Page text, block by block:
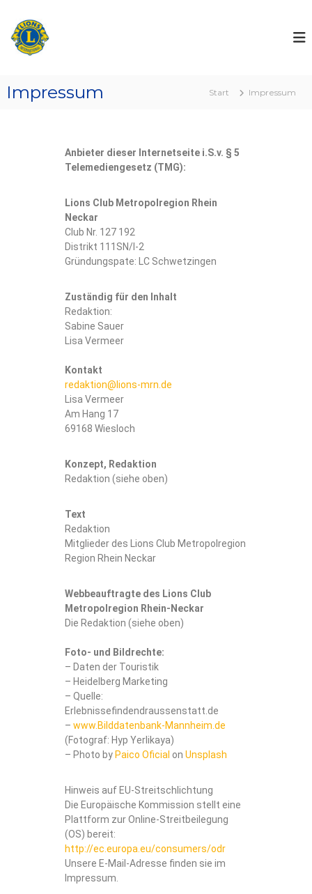
s
r
o
o
r
e
o
n
R
e
i
n
-
e
c
a
r
Impressum Start Impressum
Anbieter dieser Internetseite i.S.v. § 5
Telemediengesetz (TMG):
Lions Club Metropolregion Rhein
Neckar
Club Nr. 127 192
Distrikt 111SN/I-2
Gründungspate: LC Schwetzingen
Zuständig für den Inhalt
Redaktion:
Sabine Sauer
Lisa Vermeer
Kontakt
redaktion@lions-mrn.de
Lisa Vermeer
Am Hang 17
69168 Wiesloch
Konzept, Redaktion
Redaktion (siehe oben)
Text
Redaktion
Mitglieder des Lions Club Metropolregion
Region Rhein Neckar
Webbeauftragte des Lions Club
Metropolregion Rhein-Neckar
Die Redaktion (siehe oben)
Foto- und Bildrechte:
– Daten der Touristik
– Heidelberg Marketing
– Quelle:
Erlebnissefindendraussenstatt.de
–www.Bilddatenbank-Mannheim.de
(Fotograf: Hyp Yerlikaya)
– Photo by Paico Oficial onUnsplash
Hinweis auf EU-Streitschlichtung
Die Europäische Kommission stellt eine
Plattform zur Online-Streitbeilegung
(OS) bereit:
http://ec.europa.eu/consumers/odr
Unsere E-Mail-Adresse finden sie im
Impressum.